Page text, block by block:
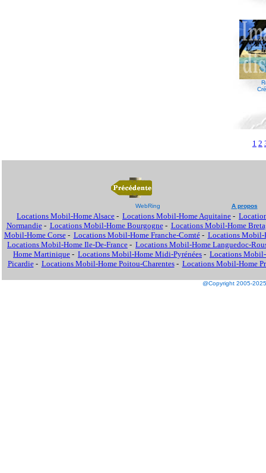
1 2
WebRing A propos
Locations Mobil-Home Alsace - Locations Mobil-Home Aquitaine -
Normandie- Locations Mobil-Home Bourgogne- Locations Mobil-Home
Mobil-Home Corse- Locations Mobil-Home Franche-Comté- Locations Mobil-
Locations Mobil-Home Ile-De-France - Locations Mobil-Home Languedoc-
Home Martinique - Locations Mobil-Home Midi-Pyrénées - Locations Mobil-
Picardie- Locations Mobil-Home Poitou-Charentes- Locations Mobil-Home
@Copyright 2005-